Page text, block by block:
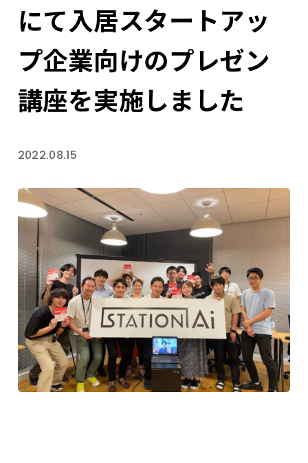
にて入居スタートアッ
プ企業向けのプレゼン
講座を実施しました
2022.08.15